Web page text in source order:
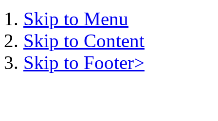
Skip to Menu
Skip to Content
Skip to Footer>